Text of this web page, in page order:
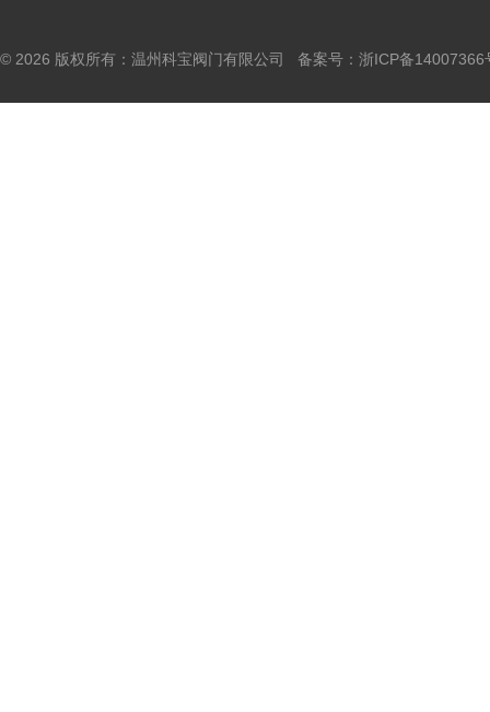
© 2026 版权所有：温州科宝阀门有限公司 备案号： 浙ICP备14007366